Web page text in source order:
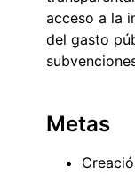
acceso a la
del gasto
Metas